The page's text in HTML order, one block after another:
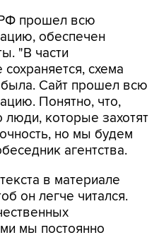
прошел всю
обеспечен
"В части
схема
Сайт прошел всю
Понятно, что,
люди, которые захотят
но мы будем
агентства.
в материале
он легче читался.
мы постоянно